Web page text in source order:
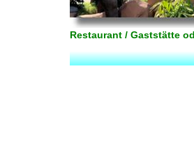
Restaurant / Gaststätte